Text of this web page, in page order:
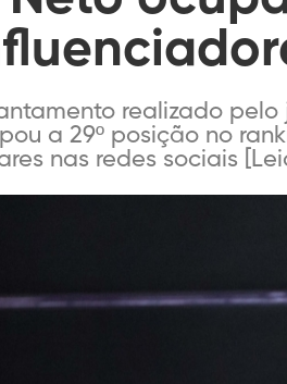
realizado
a 29º posição no
nas redes sociais